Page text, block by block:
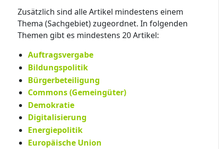
Zusätzlich sind alle Artikel mindestens einem
Thema (Sachgebiet) zugeordnet. In folgenden
Themen gibt es mindestens 20 Artikel:
Auftragsvergabe
Bildungspolitik
Bürgerbeteiligung
Commons (Gemeingüter)
Demokratie
Digitalisierung
Energiepolitik
Europäische Union